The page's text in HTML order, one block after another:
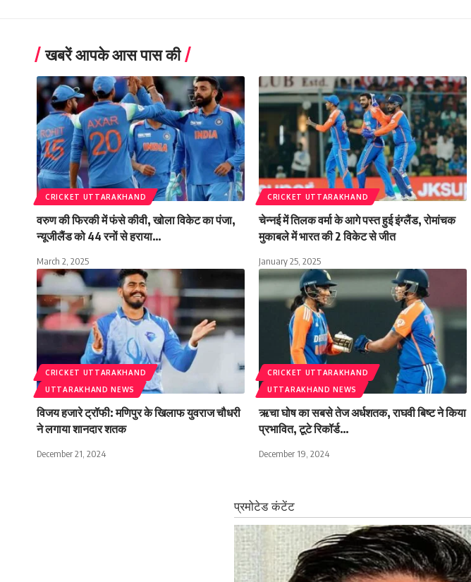
खबरें आपके आस पास की
CRICKET UTTARAKHAND
वरुण की फिरकी में फंसे कीवी, खोला विकेट का पंजा,
न्यूजीलैंड को 44 रनों से हराया…
March 2, 2025
CRICKET UTTARAKHAND
चेन्नई में तिलक वर्मा के आगे पस्त हुई इंग्लैंड, रोमांचक
मुकाबले में भारत की 2 विकेट से जीत
January 25, 2025
CRICKET UTTARAKHAND
UTTARAKHAND NEWS
विजय हजारे ट्रॉफी: मणिपुर के खिलाफ युवराज चौधरी
ने लगाया शानदार शतक
December 21, 2024
CRICKET UTTARAKHAND
UTTARAKHAND NEWS
ऋचा घोष का सबसे तेज अर्धशतक, राघवी बिष्ट ने किया
प्रभावित, टूटे रिकॉर्ड…
December 19, 2024